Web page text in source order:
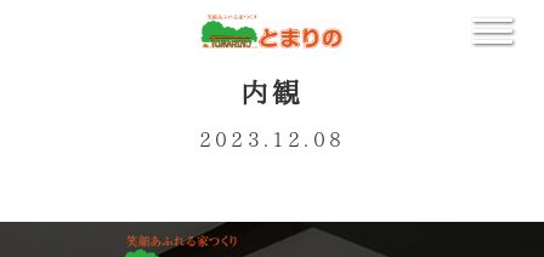
内観
2023.12.08